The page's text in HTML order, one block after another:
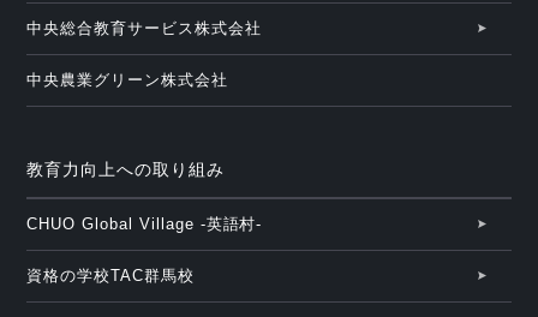
中央総合教育サービス株式会社
中央農業グリーン株式会社
教育力向上への取り組み
CHUO Global Village -英語村-
資格の学校TAC群馬校